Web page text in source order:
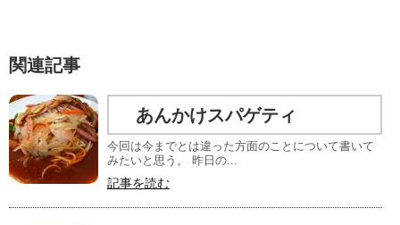
関連記事
あんかけスパゲティ
今回は今までとは違った方面のことについて書いて
みたいと思う。 昨日の...
記事を読む